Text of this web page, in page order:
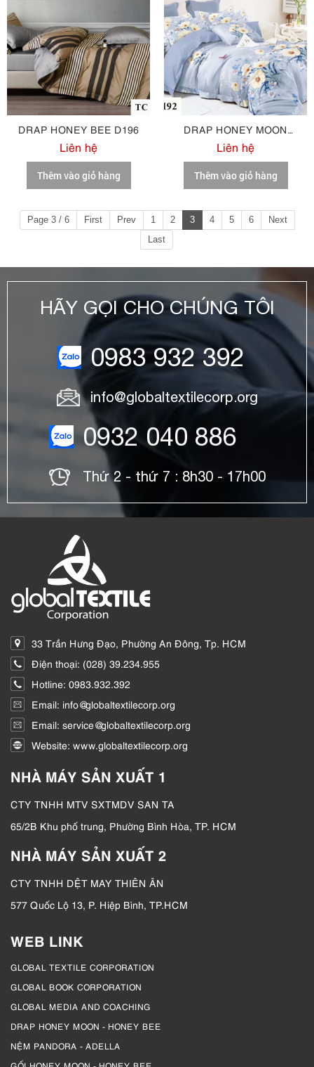
DRAP HONEY BEE D196
Liên hệ
Thêm vào giỏ hàng
DRAP HONEY MOON
COTTON M92
Liên hệ
Thêm vào giỏ hàng
Page 3 / 6 First Prev 1 2 3 4 5 6
Next
Last
HÃY GỌI CHO CHÚNG TÔI
0983 932 392
info@globaltextilecorp.org
0932 040 886
Thứ 2 - thứ 7 : 8h30 - 17h00
33 Trần Hưng Đạo, Phường An Đông, Tp. HCM
Điện thoại: (028) 39.234.955
Hotline: 0983.932.392
Email: info@globaltextilecorp.org
Email: service@globaltextilecorp.org
Website: www.globaltextilecorp.org
NHÀ MÁY SẢN XUẤT 1
CTY TNHH MTV SXTMDV SAN TA
65/2B Khu phố trung, Phường Bình Hòa, TP. HCM
NHÀ MÁY SẢN XUẤT 2
CTY TNHH DỆT MAY THIÊN ÂN
577 Quốc Lộ 13, P. Hiệp Bình, TP.HCM
WEB LINK
GLOBAL TEXTILE CORPORATION
GLOBAL BOOK CORPORATION
GLOBAL MEDIA AND COACHING
DRAP HONEY MOON - HONEY BEE
NỆM PANDORA - ADELLA